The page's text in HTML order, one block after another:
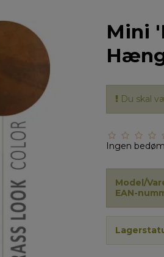
Mini
Du skal
Ingen
Model/
EAN-